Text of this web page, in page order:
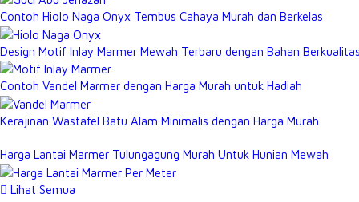
Contoh Hiolo Naga Onyx Tembus Cahaya Murah dan Berkelas
Design Motif Inlay Marmer Mewah Terbaru dengan Bahan Berkualitas
Contoh Vandel Marmer dengan Harga Murah untuk Hadiah
Kerajinan Wastafel Batu Alam Minimalis dengan Harga Murah
Harga Lantai Marmer Tulungagung Murah Untuk Hunian Mewah
Lihat Semua